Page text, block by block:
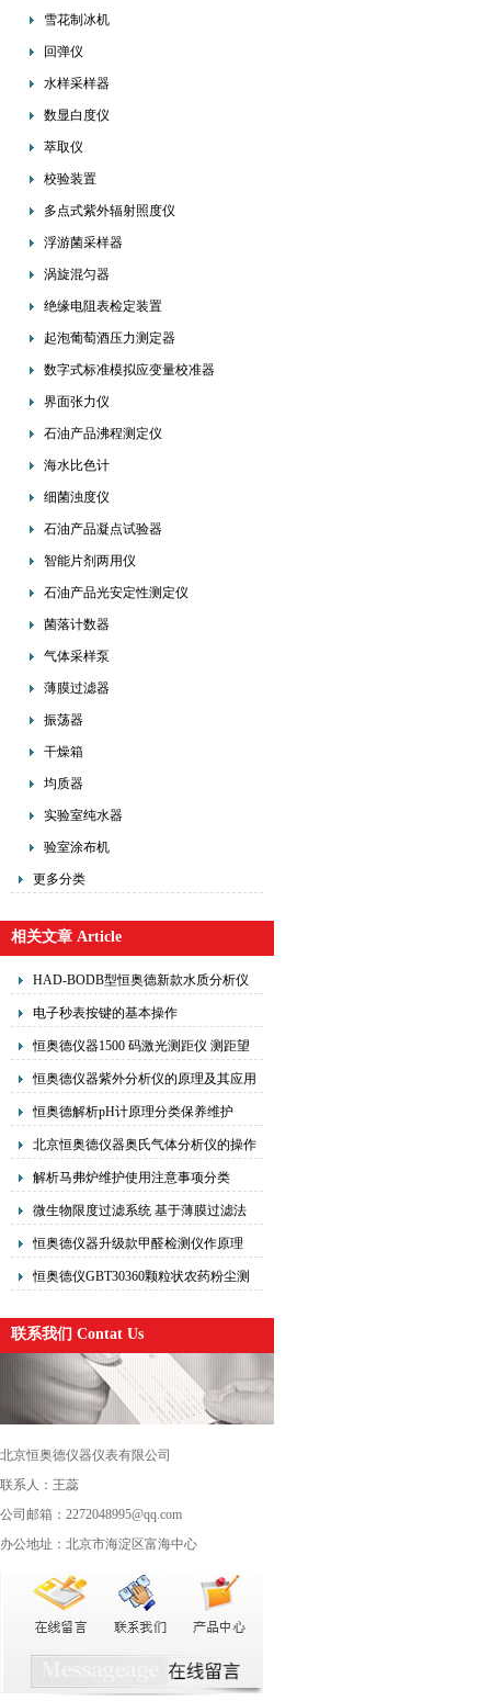
雪花制冰机
回弹仪
水样采样器
数显白度仪
萃取仪
校验装置
多点式紫外辐射照度仪
浮游菌采样器
涡旋混匀器
绝缘电阻表检定装置
起泡葡萄酒压力测定器
数字式标准模拟应变量校准器
界面张力仪
石油产品沸程测定仪
海水比色计
细菌浊度仪
石油产品凝点试验器
智能片剂两用仪
石油产品光安定性测定仪
菌落计数器
气体采样泵
薄膜过滤器
振荡器
干燥箱
均质器
实验室纯水器
验室涂布机
更多分类
相关文章 Article
HAD-BODB型恒奥德新款水质分析仪
作原理
​电子秒表按键的基本操作
恒奥德仪器1500 码激光测距仪 测距望
远镜测距方法工作原理
恒奥德仪器紫外分析仪的原理及其应用
恒奥德解析pH计原理分类保养维护
北京恒奥德仪器奥氏气体分析仪的操作
原理
解析马弗炉维护使用注意事项分类
微生物限度过滤系统 基于薄膜过滤法
的原理具有操作过程不易受到污染
恒奥德仪器升级款甲醛检测仪作原理
恒奥德仪GBT30360颗粒状农药粉尘测
联系我们 Contat Us
北京恒奥德仪器仪表有限公司
联系人：王蕊
公司邮箱：2272048995@qq.com
办公地址：北京市海淀区富海中心